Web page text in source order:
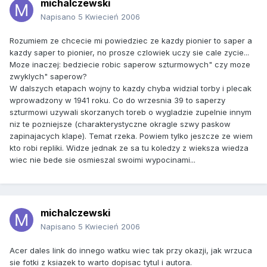
michalczewski
Napisano 5 Kwiecień 2006
Rozumiem ze chcecie mi powiedziec ze kazdy pionier to saper a
kazdy saper to pionier, no prosze czlowiek uczy sie cale zycie...
Moze inaczej: bedziecie robic saperow szturmowych" czy moze
zwyklych" saperow?
W dalszych etapach wojny to kazdy chyba widzial torby i plecak
wprowadzony w 1941 roku. Co do wrzesnia 39 to saperzy
szturmowi uzywali skorzanych toreb o wygladzie zupelnie innym
niz te pozniejsze (charakterystyczne okragle szwy paskow
zapinajacych klape). Temat rzeka. Powiem tylko jeszcze ze wiem
kto robi repliki. Widze jednak ze sa tu koledzy z wieksza wiedza
wiec nie bede sie osmieszal swoimi wypocinami...
michalczewski
Napisano 5 Kwiecień 2006
Acer dales link do innego watku wiec tak przy okazji, jak wrzuca
sie fotki z ksiazek to warto dopisac tytul i autora.